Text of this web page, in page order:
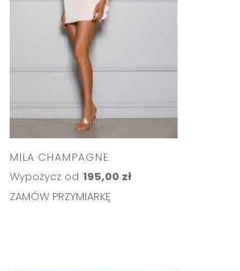
MILA CHAMPAGNE
Wypożycz od 195,00 zł
ZAMÓW PRZYMIARKĘ